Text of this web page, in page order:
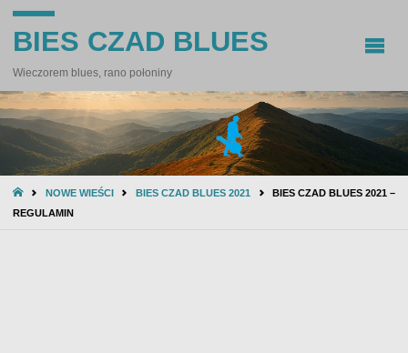
BIES CZAD BLUES
Wieczorem blues, rano połoniny
STRONA
GŁÓWNA
NOWE WIEŚCI BIES CZAD BLUES 2021
BIES CZAD BLUES 2021 –
REGULAMIN